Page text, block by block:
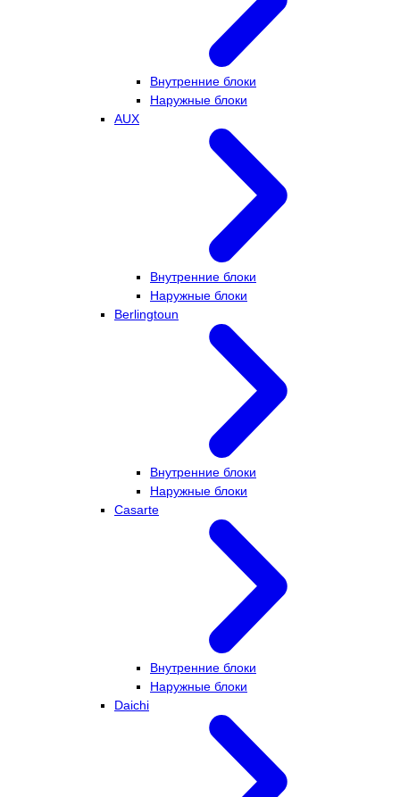
Внутренние блоки
Наружные блоки
AUX
Внутренние блоки
Наружные блоки
Berlingtoun
Внутренние блоки
Наружные блоки
Casarte
Внутренние блоки
Наружные блоки
Daichi